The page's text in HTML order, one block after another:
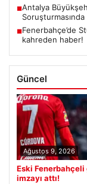
■Antalya
Soruşturmasında
■Fenerbahçe’de
kahreden haber!
Güncel
Ağustos 9, 2026
Eski
imzayı attı!